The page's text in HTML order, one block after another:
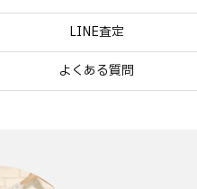
LINE査定
よくある質問